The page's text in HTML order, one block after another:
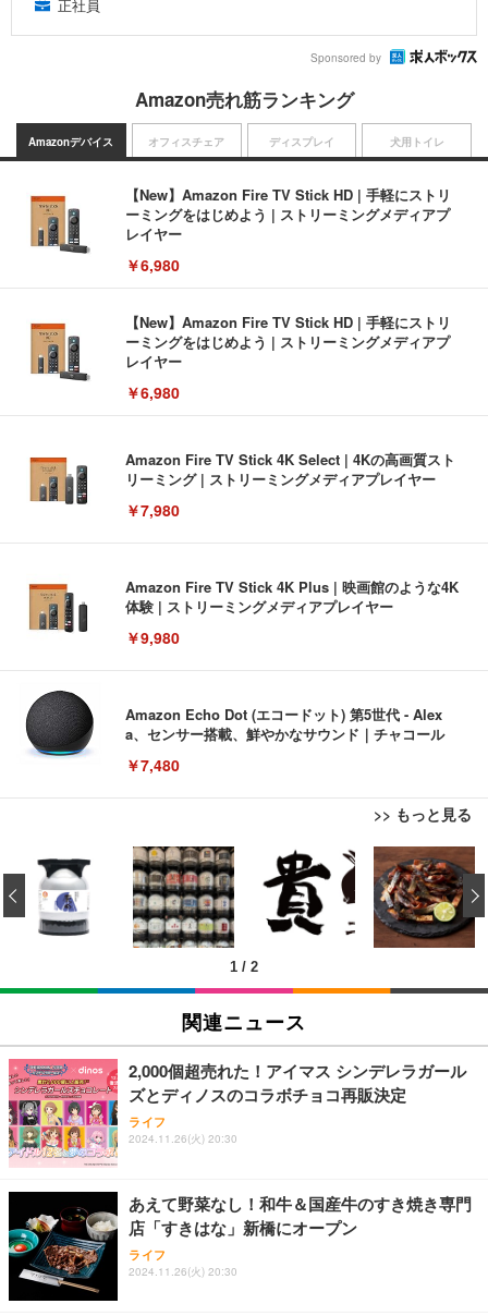
正社員
Sponsored by
Amazon売れ筋ランキング
Amazonデバイス
【New】Amazon Fire TV Stick HD | 手軽にストリ
ーミングをはじめよう | ストリーミングメディアプ
レイヤー
￥6,980
【New】Amazon Fire TV Stick HD | 手軽にストリ
ーミングをはじめよう | ストリーミングメディアプ
レイヤー
￥6,980
Amazon Fire TV Stick 4K Select | 4Kの高画質スト
リーミング | ストリーミングメディアプレイヤー
￥7,980
Amazon Fire TV Stick 4K Plus | 映画館のような4K
体験 | ストリーミングメディアプレイヤー
￥9,980
Amazon Echo Dot (エコードット) 第5世代 - Alex
a、センサー搭載、鮮やかなサウンド｜チャコール
￥7,480
>> もっと見る
オフィスチェア
[EdoErgo] オフィスチェア 椅子 テレワーク 疲れな
い 跳ね上げ式アームレスト コンパクト 約105度ロッ
キング pc 事務椅子 360度回転 座面昇降 強化ナイロ
ン樹脂ベース 通気性メッシュ 在宅ワーク H-WY01
(黒網+黒枠+黒足)
￥5,699
SIHOO B100 オフィスチェア／デスクチェア メッシ
ュチェア 人間工学 疲れない ブラック
￥27,999
Sezlife オフィスチェア デスクチェア 疲れない テレ
ワーク チェア 強化バックレスト 30度ロッキング機
能 人間工学 椅子 腰サポート 90度跳ね上げ式アーム
ョン PCチェア 通気性メッシュ ゲーミング/勉強/事
務用 おしゃれ パソコンチェア (ブラック)
Sezlife オフィスチェア デスクチェア 疲れない テレ
ワーク チェア 強化バックレスト 30度ロッキング機
能 人間工学 椅子 腰サポート 90度跳ね上げ式アーム
ディスプレイ
EIZO ビジネス向けプレミアムモニター | FlexScan
EV3240X-WT | 31.5型4K UHD・USB Type-C・ホワ
イト
￥105,595
EIZO ビジネス向けプレミアムモニター | FlexScan
【純正品】27"ゲーミングモニター DualSense 充電
フック付き（CFI-ZDM1J）
【整備済み品】Dell E2724HS 27インチ 液晶モニタ
ー フルHD（1920×1080）VA 非光沢 HDMI/DisplayP
ort/VGA スピーカー内蔵 高さ調整 スイベル VESA対
犬用トイレ
Amazonベーシック ペットシーツ 薄型 レギュラー 1
回使い捨て 無香料 ホワイト 300枚
￥3,373
Amazonベーシック ペットシーツ 厚型 ワイド 42枚
x2袋(84枚) ホワイト(吸収面:ライトブルー)
￥3,234
ネオ・ルーライフ ネオ・オムツ L 中型犬用 26枚入
り 単品
Smart Basic(スマートベーシック) 【Amazon.co.jp
限定】 Smart Basic アイリスオーヤマ ペットシーツ
超厚型 お徳用 ワイド 100枚入 (x 1) (ケース販売)
1 / 2
‹
関連ニュース
2,000個超売れた！アイマス シンデレラガール
ズとディノスのコラボチョコ再販決定
ライフ
2024.11.26(火) 20:30
あえて野菜なし！和牛＆国産牛のすき焼き専門
店「すきはな」新橋にオープン
ライフ
2024.11.26(火) 20:30